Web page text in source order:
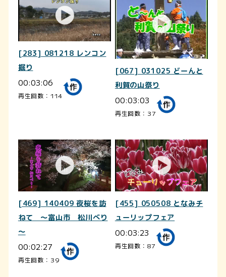
[283] 081218 レンコン
掘り
00:03:06
再生回数：114
[067] 031025 どーんと
利賀の山祭り
00:03:03
再生回数：37
[469] 140409 夜桜を訪
ねて ～富山市 松川べり
～
00:02:27
再生回数：39
[455] 050508 となみチ
ューリップフェア
00:03:23
再生回数：87